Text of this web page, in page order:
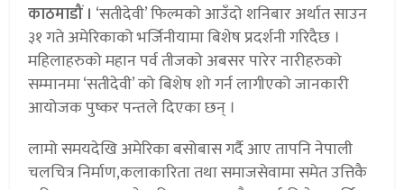
काठमाडौं । ‘सतीदेवी’ फिल्मको आउँदो शनिबार अर्थात साउन
३१ गते अमेरिकाको भर्जिनीयामा बिशेष प्रदर्शनी गरिदैछ ।
महिलाहरुको महान पर्व तीजको अबसर पारेर नारीहरुको
सम्मानमा ‘सतीदेवी’ को बिशेष शो गर्न लागीएको जानकारी
आयोजक पुष्कर पन्तले दिएका छन् ।
लामो समयदेखि अमेरिका बसोबास गर्दै आए तापनि नेपाली
चलचित्र निर्माण,कलाकारिता तथा समाजसेवामा समेत उत्तिकै